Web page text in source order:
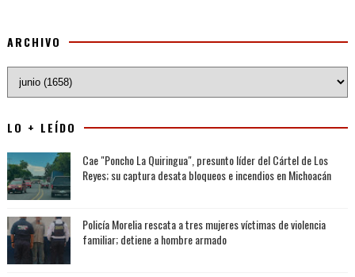
ARCHIVO
LO + LEÍDO
Cae "Poncho La Quiringua", presunto líder del Cártel de Los
Reyes; su captura desata bloqueos e incendios en Michoacán
Policía Morelia rescata a tres mujeres víctimas de violencia
familiar; detiene a hombre armado